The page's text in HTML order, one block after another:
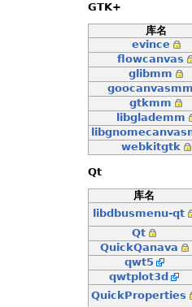
GTK+
库名
evince
flowcanvas
glibmm
goocanvasmm
gtkmm
libglademm
webkitgtk
Qt
库名
libdbusmenu-qt
Qt
QuickQanava
qwt5
qwtplot3d
QuickProperties